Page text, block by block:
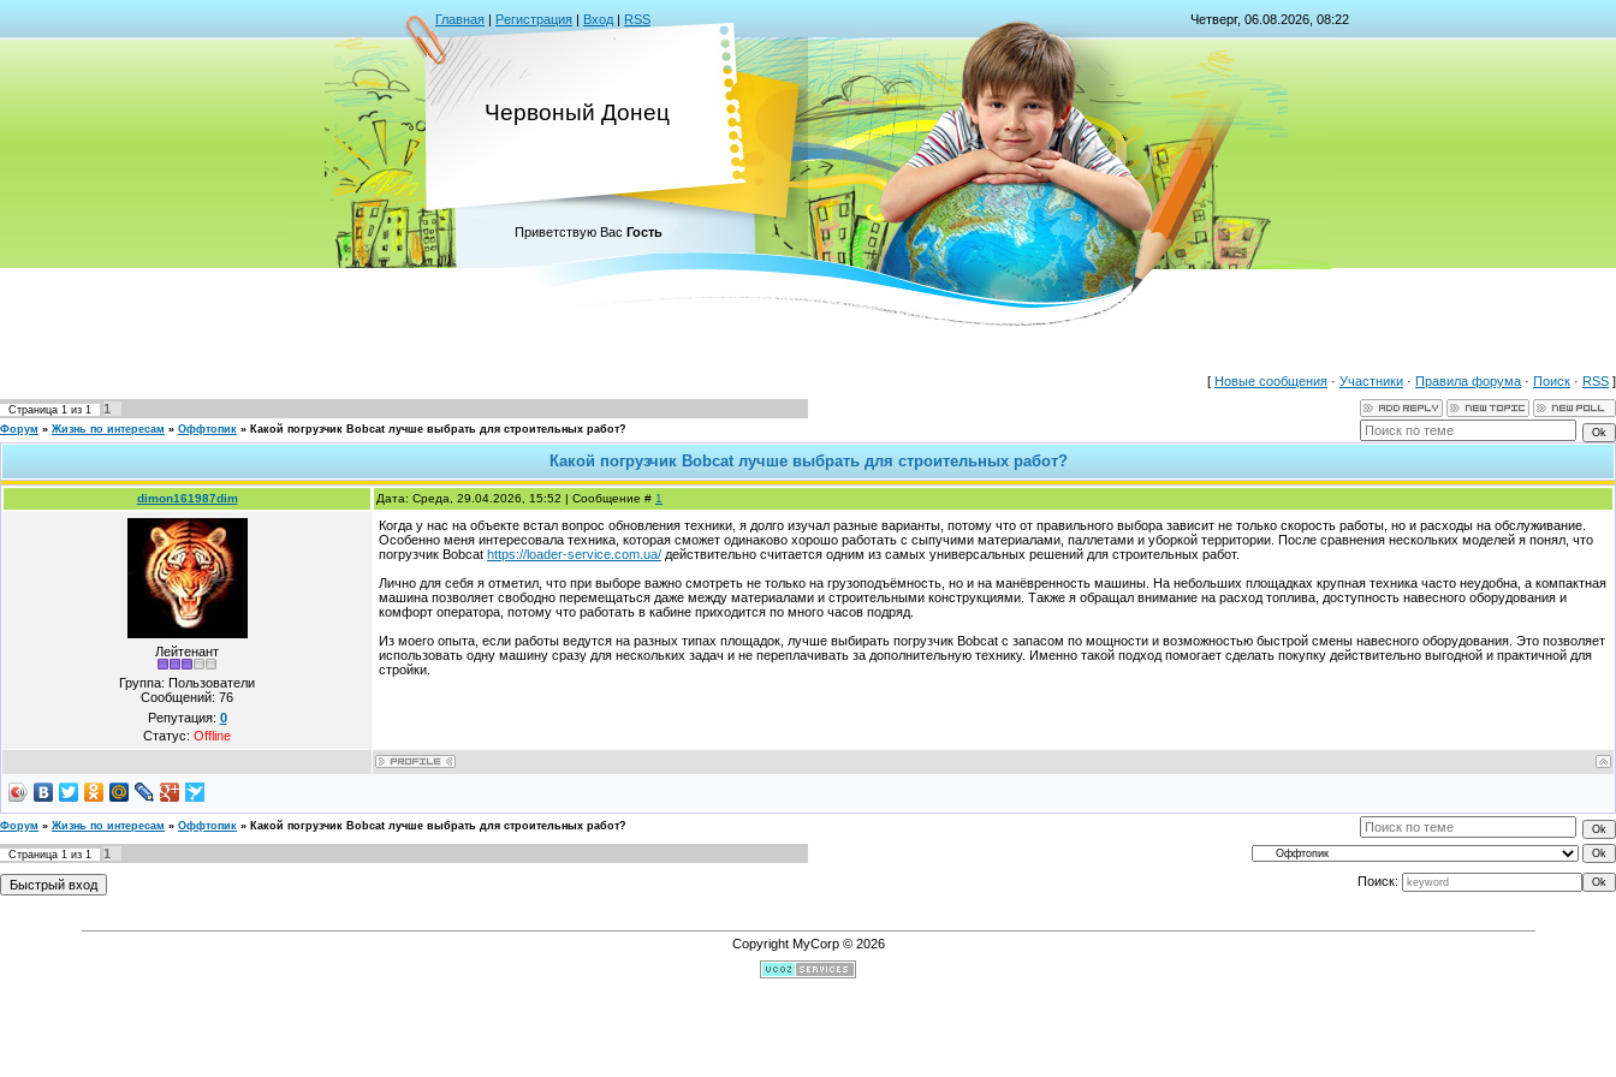
Главная | Регистрация | Вход | RSS Четверг, 06.08.2026, 08:22
Червоный Донец
Приветствую Вас Гость
[ Новые сообщения · Участники · Правила форума · Поиск · RSS ]
Страница 1 из 1 1
Форум » Жизнь по интересам » Оффтопик » Какой погрузчик Bobcat лучше выбрать для строительных работ?
Какой погрузчик Bobcat лучше выбрать для строительных работ?
dimon161987dim Дата: Среда, 29.04.2026, 15:52 | Сообщение # 1
Лейтенант
Группа: Пользователи
Сообщений: 76
Репутация: 0
Статус: Offline
Когда у нас на объекте встал вопрос обновления техники, я долго изучал разные варианты, потому что от правильного выбора зависит не только скорость работы, но и расходы на обслуживание.
Особенно меня интересовала техника, которая сможет одинаково хорошо работать с сыпучими материалами, паллетами и уборкой территории. После сравнения нескольких моделей я понял, что
погрузчик Bobcat https://loader-service.com.ua/ действительно считается одним из самых универсальных решений для строительных работ.
Лично для себя я отметил, что при выборе важно смотреть не только на грузоподъёмность, но и на манёвренность машины. На небольших площадках крупная техника часто неудобна, а компактная
машина позволяет свободно перемещаться даже между материалами и строительными конструкциями. Также я обращал внимание на расход топлива, доступность навесного оборудования и
комфорт оператора, потому что работать в кабине приходится по много часов подряд.
Из моего опыта, если работы ведутся на разных типах площадок, лучше выбирать погрузчик Bobcat с запасом по мощности и возможностью быстрой смены навесного оборудования. Это позволяет
использовать одну машину сразу для нескольких задач и не переплачивать за дополнительную технику. Именно такой подход помогает сделать покупку действительно выгодной и практичной для
стройки.
Форум » Жизнь по интересам » Оффтопик » Какой погрузчик Bobcat лучше выбрать для строительных работ?
Страница 1 из 1
1
Поиск:
Copyright MyCorp © 2026